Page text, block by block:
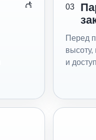
03
Перед
и